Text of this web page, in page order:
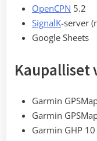
OpenCPN 5.2
SignalK-server
Google Sheets
Garmin
Garmin
Garmin GHP